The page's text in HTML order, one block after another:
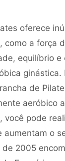
oferece
como a força
equilíbrio e
ginástica.
de
aeróbico
você pode
aumentam o
2005